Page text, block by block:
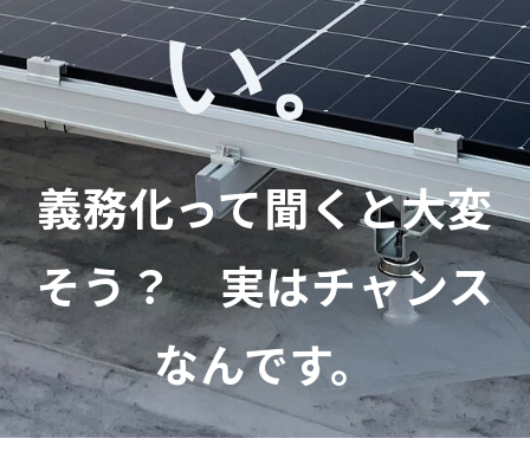
い。
義務化って聞くと大変
そう？実はチャンス
なんです。